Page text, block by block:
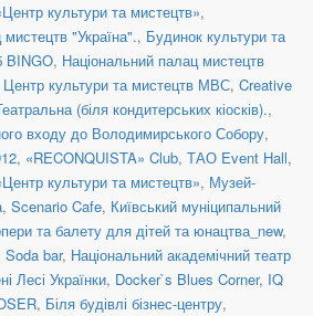
культури та мистецтв»,
"Україна"., Будинок культури та
BINGO, Національний палац мистецтв
Центр культури та мистецтв МВС, Creative
(біля кондитерських кіосків).,
входу до Володимирського Собору,
, «RECONQUISTA» Club, ТАО Event Hall,
культури та мистецтв», Музей-
, Scenario Cafe, Київський муніципальний
та балету для дітей та юнацтва_new,
Soda bar, Національний академічний театр
Лесі Українки, Docker`s Blues Corner, IQ
, Біля будівлі бізнес-центру,